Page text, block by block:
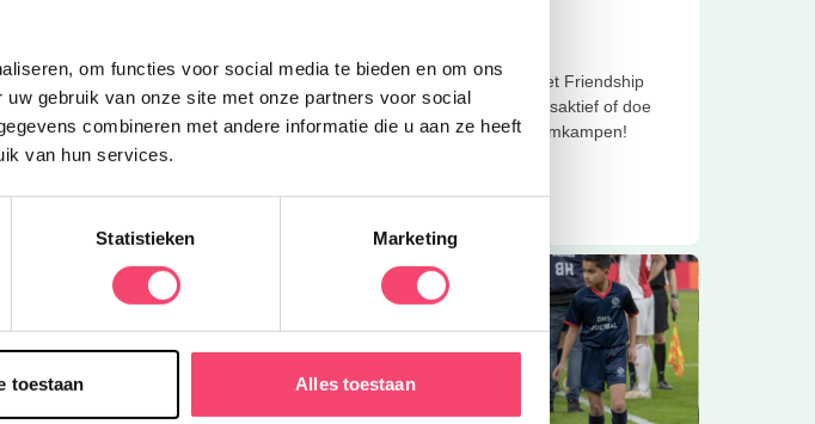
om functies voor social media te bieden en om ons
gebruik van onze site met onze partners voor social
combineren met andere informatie die u aan ze heeft
van hun services.
Statistieken Marketing
toestaan Alles toestaan
Bij Zwemschool Amsterdam krijg je
zwemles in kleine groepjes met veel
individuele aandacht!
Volg zwemlessen in het Friendship
Sports Centre met Kidsaktief of doe
mee aan de turbozwemkampen!
Volleybalvereniging VoNo Lees meer Only Friends
de Haar!